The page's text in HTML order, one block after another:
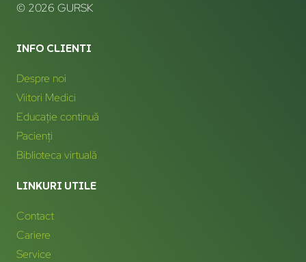
© 2026 GURSK
INFO CLIENTI
Despre noi
Viitori Medici
Educație continuă
Pacienți
Biblioteca virtuală
LINKURI UTILE
Contact
Cariere
Service